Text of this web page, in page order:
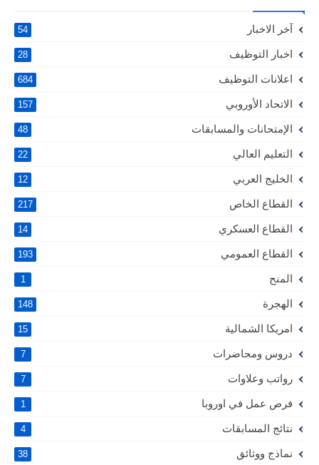
آخر الاخبار 54
اخبار التوظيف 28
اعلانات التوظيف 684
الاتحاد الأوروبي 157
الإمتحانات والمسابقات 48
التعليم العالي 22
الخليج العربي 12
القطاع الخاص 217
القطاع العسكري 14
القطاع العمومي 193
المنح 1
الهجرة 148
امريكا الشمالية 15
دروس ومحاضرات 7
رواتب وعلاوات 7
فرص عمل في اوروبا 1
نتائج المسابقات 4
نماذج ووثائق 38